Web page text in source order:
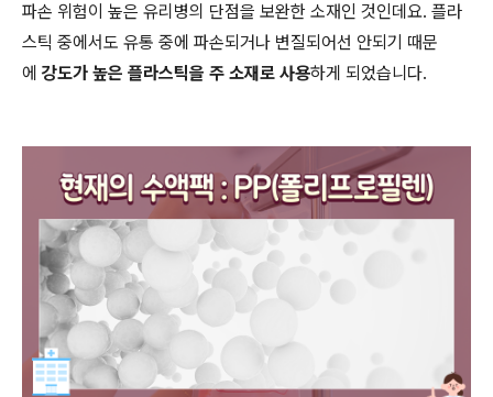
파손 위험이 높은 유리병의 단점을 보완한 소재인 것인데요. 플라
스틱 중에서도 유통 중에 파손되거나 변질되어선 안되기 때문
에 강도가 높은 플라스틱을 주 소재로 사용하게 되었습니다.